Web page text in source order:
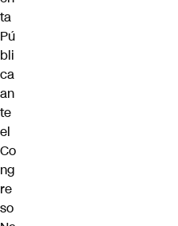
ta
Pú
bli
ca
an
te
el
Co
ng
re
so